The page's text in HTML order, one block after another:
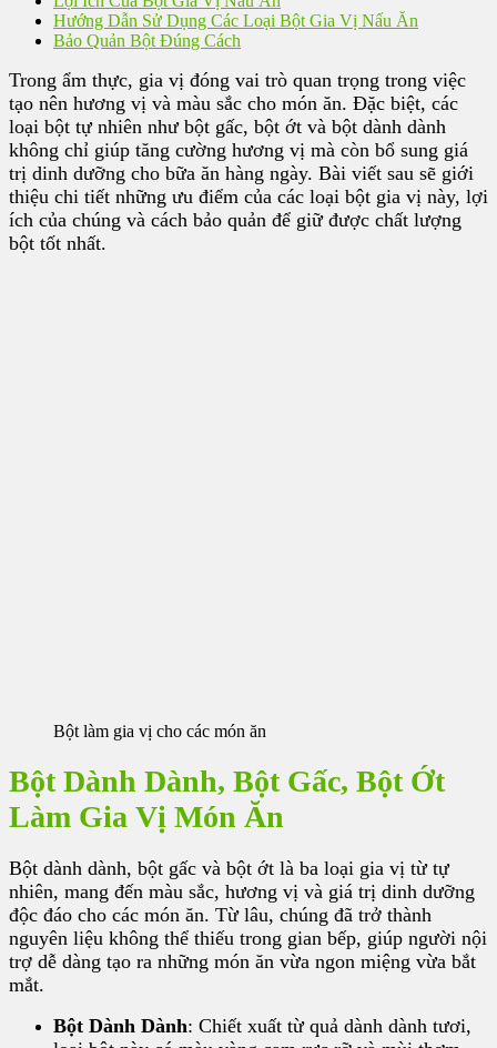
Hướng Dẫn Sử Dụng Các Loại Bột Gia Vị Nấu Ăn
Bảo Quản Bột Đúng Cách
Trong ẩm thực, gia vị đóng vai trò quan trọng trong việc
tạo nên hương vị và màu sắc cho món ăn. Đặc biệt, các
loại bột tự nhiên như bột gấc, bột ớt và bột dành dành
không chỉ giúp tăng cường hương vị mà còn bổ sung giá
trị dinh dưỡng cho bữa ăn hàng ngày. Bài viết sau sẽ giới
thiệu chi tiết những ưu điểm của các loại bột gia vị này, lợi
ích của chúng và cách bảo quản để giữ được chất lượng
bột tốt nhất.
Bột làm gia vị cho các món ăn
Bột Dành Dành, Bột Gấc, Bột Ớt
Làm Gia Vị Món Ăn
Bột dành dành, bột gấc và bột ớt là ba loại gia vị từ tự
nhiên, mang đến màu sắc, hương vị và giá trị dinh dưỡng
độc đáo cho các món ăn. Từ lâu, chúng đã trở thành
nguyên liệu không thể thiếu trong gian bếp, giúp người nội
trợ dễ dàng tạo ra những món ăn vừa ngon miệng vừa bắt
mắt.
Bột Dành Dành: Chiết xuất từ quả dành dành tươi,